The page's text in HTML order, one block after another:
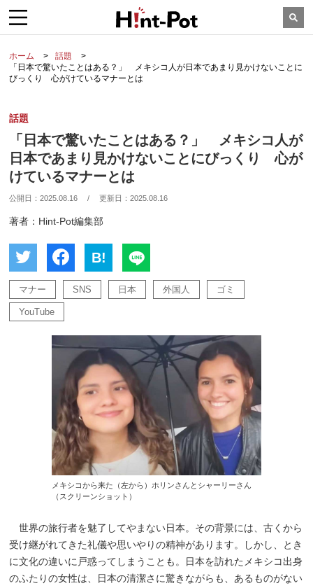
ホーム
話題
「日本で驚いたことはある？」 メキシコ人が日本であまり見かけないことに
びっくり 心がけているマナーとは
話題
「日本で驚いたことはある？」 メキシコ人が
日本であまり見かけないことにびっくり 心が
けているマナーとは
公開日：2025.08.16 / 更新日：2025.08.16
著者：Hint-Pot編集部
B!
マナー SNS 日本 外国人 ゴミ
YouTube
メキシコから来た（左から）ホリンさんとシャーリーさん
（スクリーンショット）
世界の旅行者を魅了してやまない日本。その背景には、古くから
受け継がれてきた礼儀や思いやりの精神があります。しかし、とき
に文化の違いに戸惑ってしまうことも。日本を訪れたメキシコ出身
のふたりの女性は、日本の清潔さに驚きながらも、あるものがない